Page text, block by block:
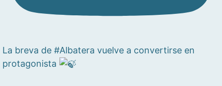
La breva de #Albatera vuelve a convertirse en
protagonista